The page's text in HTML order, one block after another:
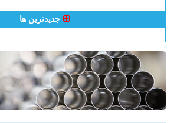
جدیدترین ها